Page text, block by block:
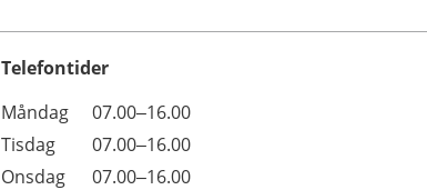
Telefontider
Dag
Öppettider
Kommentarer
Måndag
07.00–16.00
Tisdag
07.00–16.00
Onsdag
07.00–16.00